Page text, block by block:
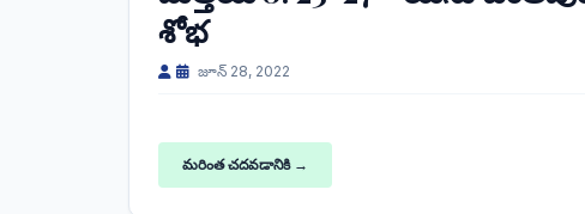
శోభ
జూన్ 28, 2022
మరింత చదవడానికి →